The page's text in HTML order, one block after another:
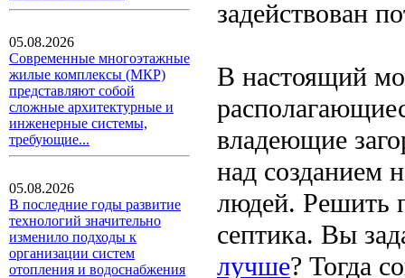
05.08.2026
Современные многоэтажные
жилые комплексы (МКР)
представляют собой
сложные архитектурные и
инженерные системы,
требующие...
05.08.2026
В последние годы развитие
технологий значительно
изменило подходы к
организации систем
отопления и водоснабжения
задействован
В настоящий
владеющие
над созданием
людей. Решить
септика. Вы
лучше? Тогда